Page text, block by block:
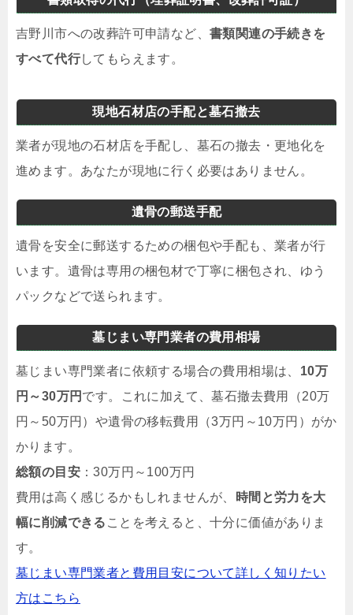
吉野川市への改葬許可申請など、 書類関連の手続きを
すべて代行してもらえます。
現地石材店の手配と墓石撤去
業者が現地の石材店を手配し、墓石の撤去・更地化を
進めます。あなたが現地に行く必要はありません。
遺骨の郵送手配
遺骨を安全に郵送するための梱包や手配も、業者が行
います。遺骨は専用の梱包材で丁寧に梱包され、ゆう
パックなどで送られます。
墓じまい専門業者の費用相場
墓じまい専門業者に依頼する場合の費用相場は、 10万
円～30万円 です。これに加えて、墓石撤去費用（20万
円～50万円）や遺骨の移転費用（3万円～10万円）がか
かります。
総額の目安 ：30万円～100万円
費用は高く感じるかもしれませんが、
時間と労力を大
幅に削減できる ことを考えると、十分に価値がありま
す。
墓じまい専門業者と費用目安について詳しく知りたい
方はこちら